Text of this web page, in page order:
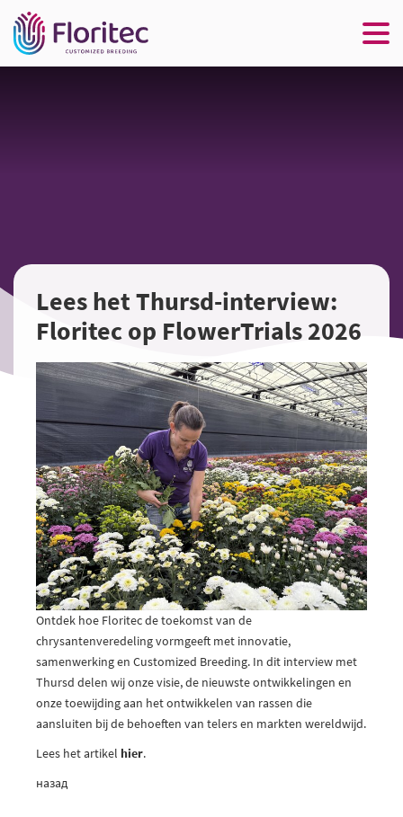
Lees het Thursd-interview:
Floritec op FlowerTrials 2026
Ontdek hoe Floritec de toekomst van de
chrysantenveredeling vormgeeft met innovatie,
samenwerking en Customized Breeding. In dit interview met
Thursd delen wij onze visie, de nieuwste ontwikkelingen en
onze toewijding aan het ontwikkelen van rassen die
aansluiten bij de behoeften van telers en markten wereldwijd.
Lees het artikel hier.
назад